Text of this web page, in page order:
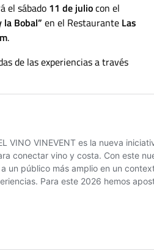
el sábado 11 de juliocon el
Bobal” en el Restaurante Las
.
de las experiencias a través